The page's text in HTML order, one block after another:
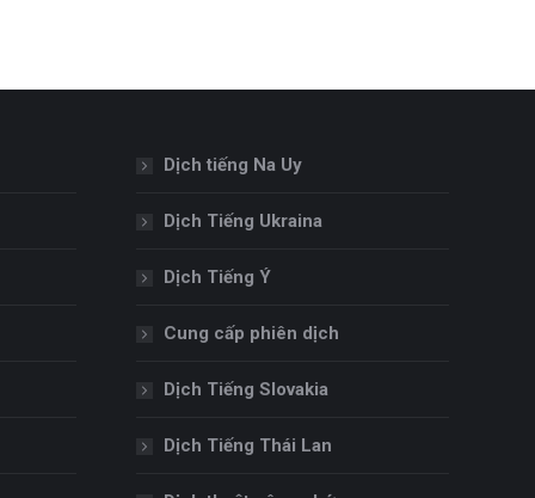
Dịch tiếng Na Uy
Dịch Tiếng Ukraina
Dịch Tiếng Ý
Cung cấp phiên dịch
Dịch Tiếng Slovakia
Dịch Tiếng Thái Lan